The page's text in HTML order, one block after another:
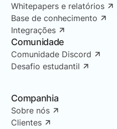
Whitepapers e relatórios
Base de conhecimento
Integrações
Comunidade
Comunidade Discord
Desafio estudantil
Companhia
Sobre nós
Clientes